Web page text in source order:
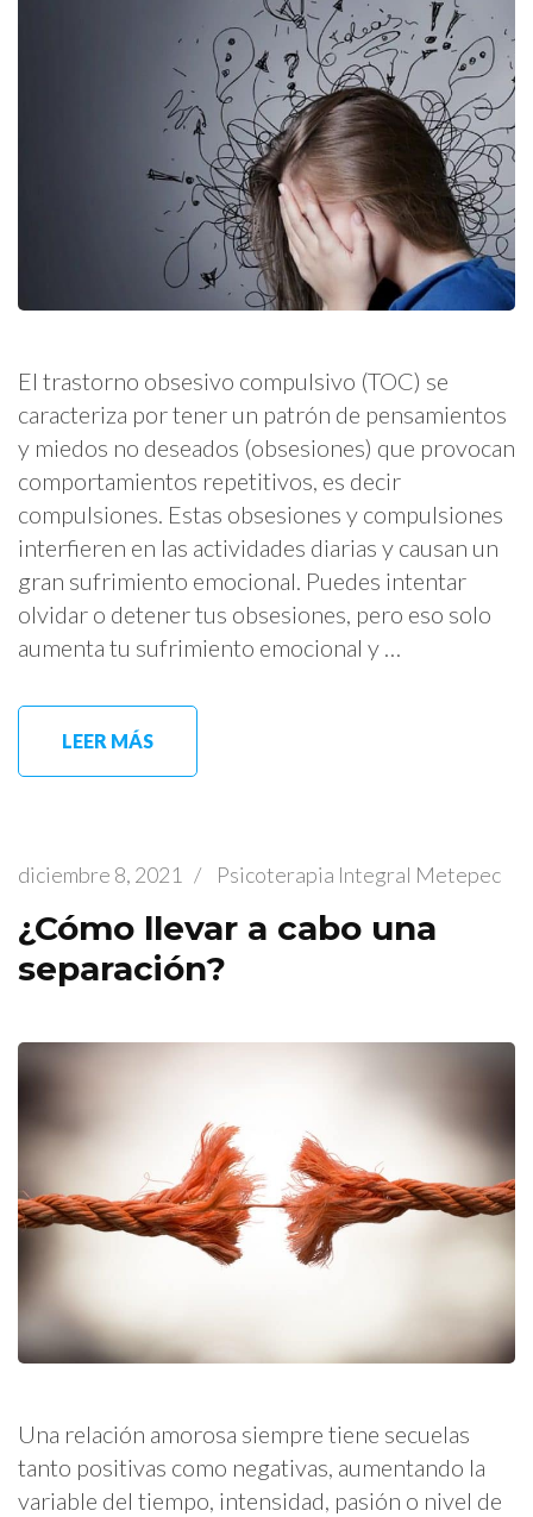
El trastorno obsesivo compulsivo (TOC) se
caracteriza por tener un patrón de pensamientos
y miedos no deseados (obsesiones) que provocan
comportamientos repetitivos, es decir
compulsiones. Estas obsesiones y compulsiones
interfieren en las actividades diarias y causan un
gran sufrimiento emocional. Puedes intentar
olvidar o detener tus obsesiones, pero eso solo
aumenta tu sufrimiento emocional y …
LEER MÁS
diciembre 8, 2021 / Psicoterapia Integral Metepec
¿Cómo llevar a cabo una
separación?
Una relación amorosa siempre tiene secuelas
tanto positivas como negativas, aumentando la
variable del tiempo, intensidad, pasión o nivel de